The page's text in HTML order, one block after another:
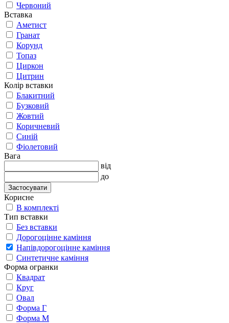
Червоний
Вставка
Аметист
Гранат
Корунд
Топаз
Циркон
Цитрин
Колір вставки
Блакитний
Бузковий
Жовтий
Коричневий
Синій
Фіолетовий
Вага
від
до
Застосувати
Корисне
В комплекті
Тип вставки
Без вставки
Дорогоцінне каміння
Напівдорогоцінне каміння
Синтетичне каміння
Форма огранки
Квадрат
Круг
Овал
Форма Г
Форма М